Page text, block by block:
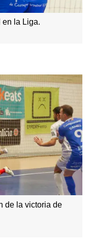
en la Liga.
de la victoria de